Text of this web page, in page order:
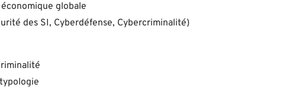
globale
des SI, Cyberdéfense, Cybercriminalité)